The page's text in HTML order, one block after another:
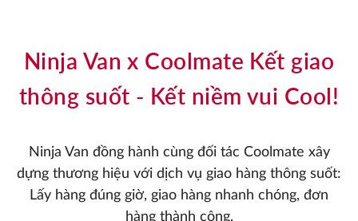
Ninja Van x Coolmate Kết giao
thông suốt - Kết niềm vui Cool!
Ninja Van đồng hành cùng đối tác Coolmate xây
dựng thương hiệu với dịch vụ giao hàng thông suốt:
Lấy hàng đúng giờ, giao hàng nhanh chóng, đơn
hàng thành công.